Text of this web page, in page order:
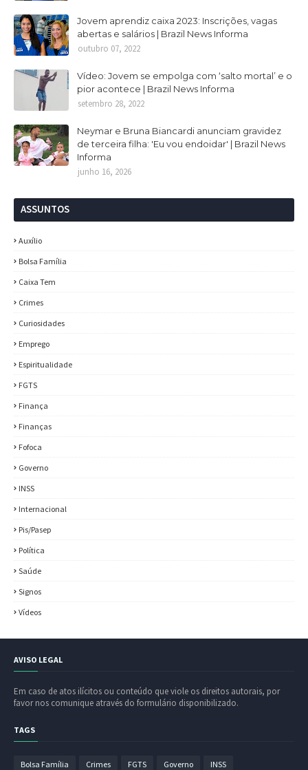
Jovem aprendiz caixa 2023: Inscrições, vagas
abertas e salários | Brazil News Informa
outubro 07, 2022
Vídeo: Jovem se empolga com ‘salto mortal’ e o
pior acontece | Brazil News Informa
setembro 28, 2022
Neymar e Bruna Biancardi anunciam gravidez
de terceira filha: 'Eu vou endoidar' | Brazil News
Informa
junho 16, 2026
ASSUNTOS
Auxílio
Bolsa Família
Caixa Tem
Crimes
Curiosidades
Emprego
Espiritualidade
FGTS
Finança
Finanças
Fofoca
Governo
INSS
Internacional
Pis/Pasep
Política
Saúde
Signos
Vídeos
AVISO LEGAL
Em caso de atos ilícitos ou conteúdo que viole os direitos autorais, por
favor nos comunique através do formulário disponibilizado.
TAGS
Bolsa Família Crimes FGTS Governo INSS